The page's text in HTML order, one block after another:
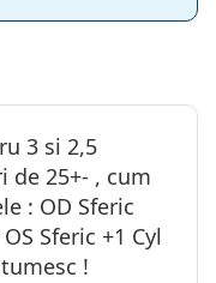
3 si 2,5
25+- , cum
: OD Sferic
Sferic +1 Cyl
!